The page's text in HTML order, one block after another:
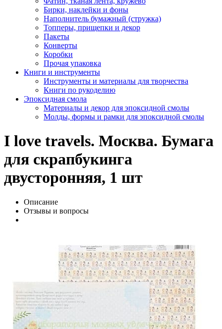
Бирки, наклейки и фоны
Наполнитель бумажный (стружка)
Топперы, прищепки и декор
Пакеты
Конверты
Коробки
Прочая упаковка
Книги и инструменты
Инструменты и материалы для творчества
Книги по рукоделию
Эпоксидная смола
Материалы и декор для эпоксидной смолы
Молды, формы и рамки для эпоксидной смолы
I love travels. Москва. Бумага
для скрапбукинга
двусторонняя, 1 шт
Описание
Отзывы и вопросы